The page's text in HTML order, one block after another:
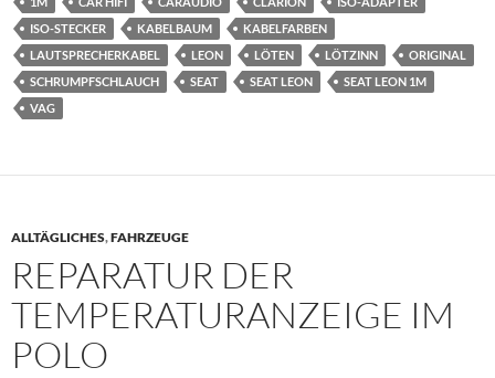
ISO-STECKER
KABELBAUM
KABELFARBEN
LAUTSPRECHERKABEL
LEON LÖTEN LÖTZINN
ORIGINAL
SCHRUMPFSCHLAUCH
SEAT SEAT LEON
SEAT LEON 1M
VAG
ALLTÄGLICHES,FAHRZEUGE
REPARATUR DER
TEMPERATURANZEIGE IM
POLO